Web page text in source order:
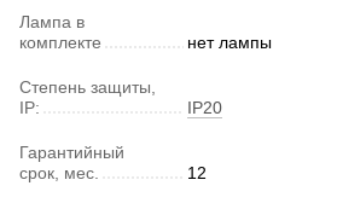
Лампа в
комплекте
нет лампы
Степень защиты,
IP:
IP20
Гарантийный
срок, мес.
12